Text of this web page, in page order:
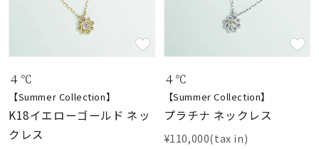
４℃
【Summer Collection】
K18イエローゴールド ネッ
クレス
４℃
【Summer Collection】
プラチナ ネックレス
¥110,000(tax in)